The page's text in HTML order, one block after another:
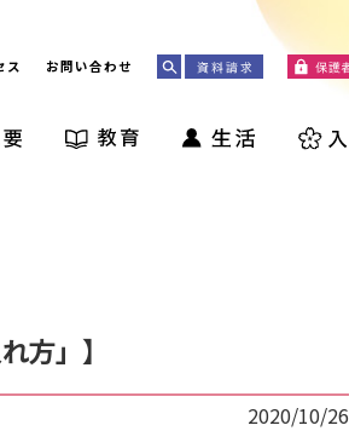
ス お問い合わせ
方」】
2020/10/26